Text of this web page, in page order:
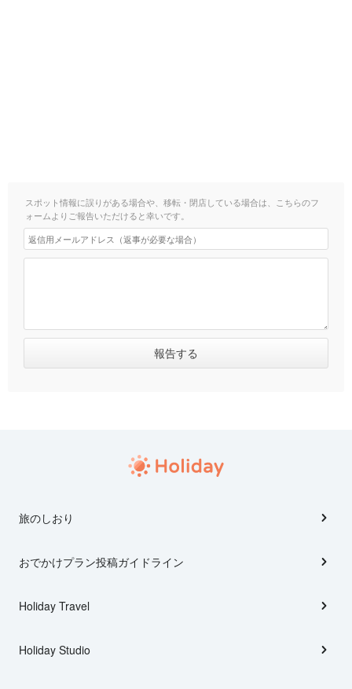
スポット情報に誤りがある場合や、移転・閉店している場合は、こちらのフ
ォームよりご報告いただけると幸いです。
旅のしおり
おでかけプラン投稿ガイドライン
Holiday Travel
Holiday Studio